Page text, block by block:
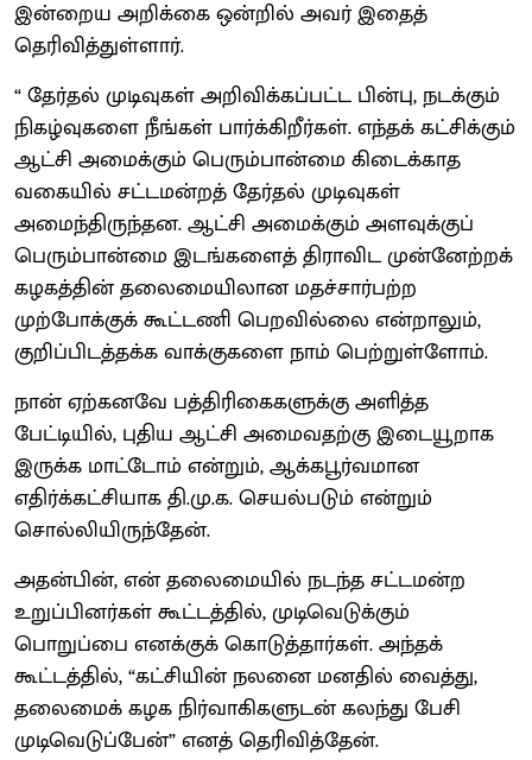
இன்றைய அறிக்கை ஒன்றில் அவர் இதைத்
தெரிவித்துள்ளார்.
“ தேர்தல் முடிவுகள் அறிவிக்கப்பட்ட பின்பு, நடக்கும்
நிகழ்வுகளை நீங்கள் பார்க்கிறீர்கள். எந்தக் கட்சிக்கும்
ஆட்சி அமைக்கும் பெரும்பான்மை கிடைக்காத
வகையில் சட்டமன்றத் தேர்தல் முடிவுகள்
அமைந்திருந்தன. ஆட்சி அமைக்கும் அளவுக்குப்
பெரும்பான்மை இடங்களைத் திராவிட முன்னேற்றக்
கழகத்தின் தலைமையிலான மதச்சார்பற்ற
முற்போக்குக் கூட்டணி பெறவில்லை என்றாலும்,
குறிப்பிடத்தக்க வாக்குகளை நாம் பெற்றுள்ளோம்.
நான் ஏற்கனவே பத்திரிகைகளுக்கு அளித்த
பேட்டியில், புதிய ஆட்சி அமைவதற்கு இடையூறாக
இருக்க மாட்டோம் என்றும், ஆக்கபூர்வமான
எதிர்க்கட்சியாக தி.மு.க. செயல்படும் என்றும்
சொல்லியிருந்தேன்.
அதன்பின், என் தலைமையில் நடந்த சட்டமன்ற
உறுப்பினர்கள் கூட்டத்தில், முடிவெடுக்கும்
பொறுப்பை எனக்குக் கொடுத்தார்கள். அந்தக்
கூட்டத்தில், “கட்சியின் நலனை மனதில் வைத்து,
தலைமைக் கழக நிர்வாகிகளுடன் கலந்து பேசி
முடிவெடுப்பேன்” எனத் தெரிவித்தேன்.